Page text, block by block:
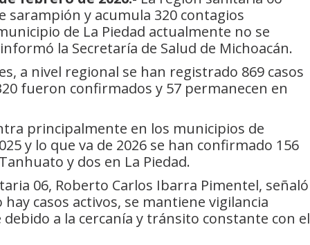
sarampión y acumula 320 contagios
de La Piedad actualmente no se
la Secretaría de Salud de Michoacán.
a nivel regional se han registrado 869 casos
fueron confirmados y 57 permanecen en
principalmente en los municipios de
y lo que va de 2026 se han confirmado 156
y dos en La Piedad.
06, Roberto Carlos Ibarra Pimentel, señaló
casos activos, se mantiene vigilancia
a la cercanía y tránsito constante con el